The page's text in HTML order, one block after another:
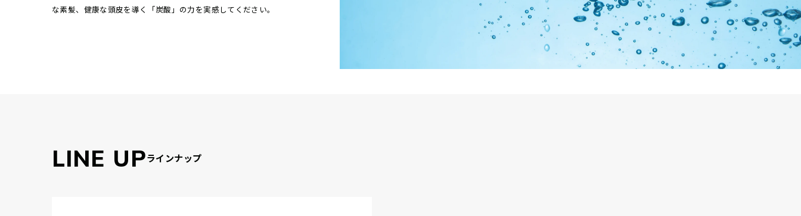
な素髪、健康な頭皮を導く「炭酸」の力を実感してください。
LINE UPラインナップ